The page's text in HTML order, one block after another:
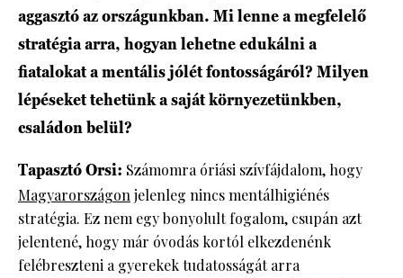
aggasztó az országunkban. Mi lenne a megfelelő
stratégia arra, hogyan lehetne edukálni a
fiatalokat a mentális jólét fontosságáról? Milyen
lépéseket tehetünk a saját környezetünkben,
családon belül?
Tapasztó Orsi: Számomra óriási szívfájdalom, hogy
Magyarországonjelenleg nincs mentálhigiénés
stratégia. Ez nem egy bonyolult fogalom, csupán azt
jelentené, hogy már óvodás kortól elkezdenénk
felébreszteni a gyerekek tudatosságát arra